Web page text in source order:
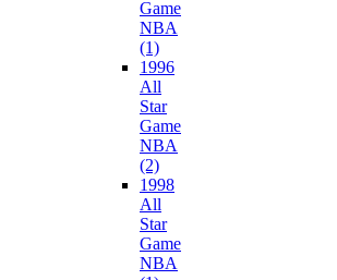
Game
NBA
(1)
1996
All
Star
Game
NBA
(2)
1998
All
Star
Game
NBA